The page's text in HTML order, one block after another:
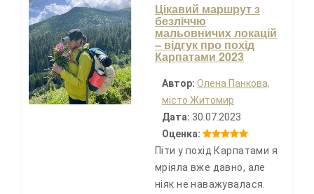
Цікавий маршрут з
безліччю
мальовничих локацій
– відгук про похід
Карпатами 2023
Автор: Олена Панкова,
місто Житомир
Дата: 30.07.2023
Оценка:
Піти у похід Карпатами я
мріяла вже давно, але
ніяк не наважувалася.